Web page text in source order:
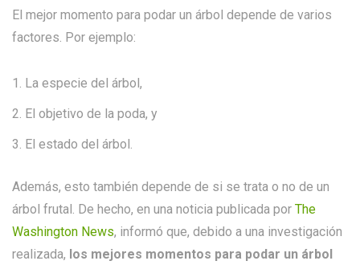
El mejor momento para podar un árbol depende de varios
factores. Por ejemplo:
La especie del árbol,
El objetivo de la poda, y
El estado del árbol.
Además, esto también depende de si se trata o no de un
árbol frutal. De hecho, en una noticia publicada por The
Washington News, informó que, debido a una investigación
realizada, los mejores momentos para podar un árbol